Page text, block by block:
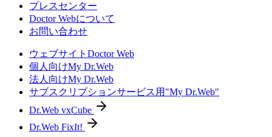
プレスセンター
Doctor Webについて
お問い合わせ
ウェブサイトDoctor Web
個人向けMy Dr.Web
法人向けMy Dr.Web
サブスクリプションサービス用"My Dr.Web"
Dr.Web vxCube
Dr.Web FixIt!